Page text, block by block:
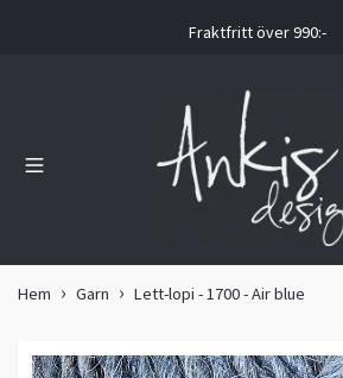
Fraktfritt över 990:-
Hem Garn Lett-lopi - 1700 - Air blue